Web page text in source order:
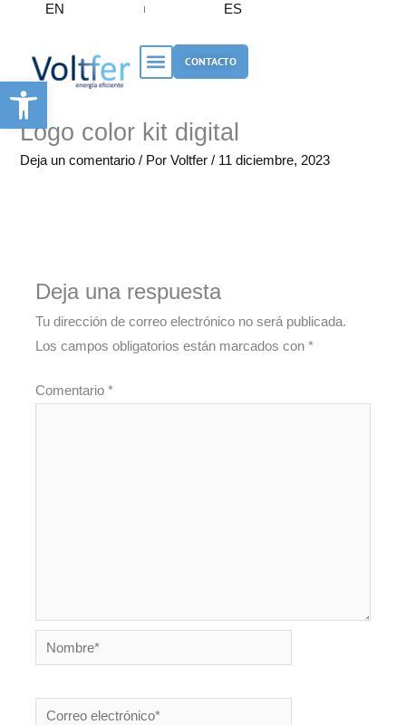
Abrir barra de herramientas
contenido
EN ES
CONTACTO
Logo color kit digital
Deja un comentario / PorVoltfer/ 11 diciembre, 2023
Deja una respuesta
Tu dirección de correo electrónico no será publicada.
Los campos obligatorios están marcados con*
Comentario*
Nombre*
Correo